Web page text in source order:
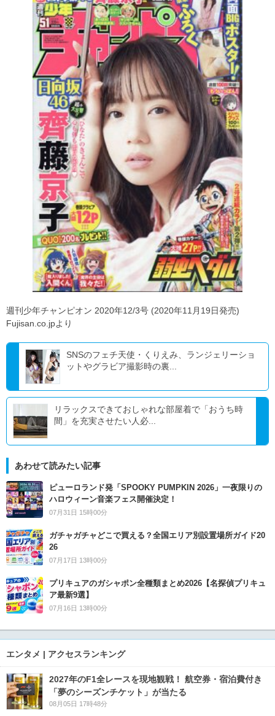
週刊少年チャンピオン 2020年12/3号 (2020年11月19日発売)
Fujisan.co.jpより
SNSのフェチ天使・くりえみ、ランジェリーショ
ットやグラビア撮影時の裏...
リラックスできておしゃれな部屋着で「おうち時
間」を充実させたい人必...
あわせて読みたい記事
ピューロランド発「SPOOKY PUMPKIN 2026」一夜限りの
ハロウィーン音楽フェス開催決定！
07月31日 15時00分
ガチャガチャどこで買える？全国エリア別設置場所ガイド20
26
07月17日 13時00分
プリキュアのガシャポン全種類まとめ2026【名探偵プリキュ
ア最新9選】
07月16日 13時00分
エンタメ | アクセスランキング
2027年のF1全レースを現地観戦！ 航空券・宿泊費付き
「夢のシーズンチケット」が当たる
08月05日 17時48分